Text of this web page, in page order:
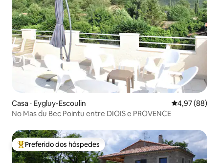
Casa ⋅ Eygluy-Escoulin 4,97 de uma
4,97 (88)
No Mas du Bec Pointu entre DIOIS e PROVENCE
Entre os melhores preferidos dos hóspedes
Preferido dos hóspedes